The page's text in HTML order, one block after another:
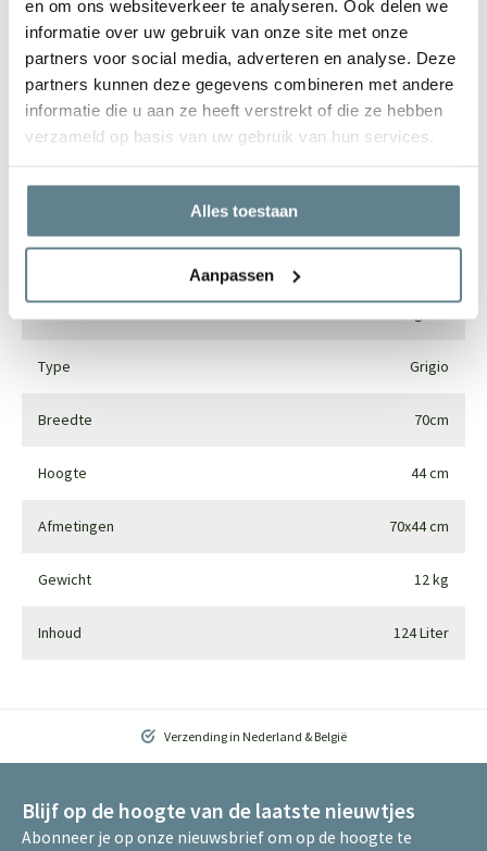
en om ons websiteverkeer te analyseren. Ook delen we
informatie over uw gebruik van onze site met onze
partners voor social media, adverteren en analyse. Deze
partners kunnen deze gegevens combineren met andere
informatie die u aan ze heeft verstrekt of die ze hebben
verzameld op basis van uw gebruik van hun services.
Alles toestaan
Aanpassen
Specificaties
Type Grigio
Breedte 70cm
Hoogte 44 cm
Afmetingen 70x44 cm
Gewicht 12 kg
Inhoud 124 Liter
Verzending in Nederland & België
Blijf op de hoogte van de laatste nieuwtjes
Abonneer je op onze nieuwsbrief om op de hoogte te